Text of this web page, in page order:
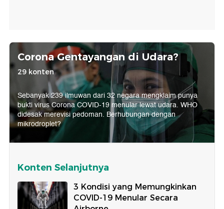
Corona Gentayangan di Udara?
29 konten
Sebanyak 239 ilmuwan dari 32 negara mengklaim punya
bukti virus Corona COVID-19 menular lewat udara. WHO
didesak merevisi pedoman. Berhubungan dengan
mikrodroplet?
Konten Selanjutnya
3 Kondisi yang Memungkinkan
COVID-19 Menular Secara